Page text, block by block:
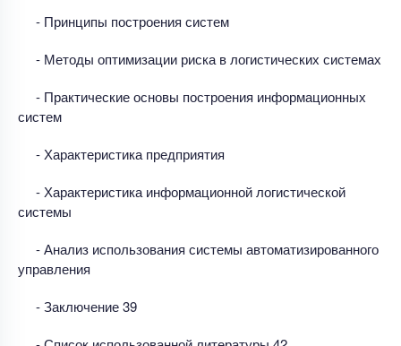
- Принципы построения систем
- Методы оптимизации риска в логистических системах
- Практические основы построения информационных
систем
- Характеристика предприятия
- Характеристика информационной логистической
системы
- Анализ использования системы автоматизированного
управления
- Заключение 39